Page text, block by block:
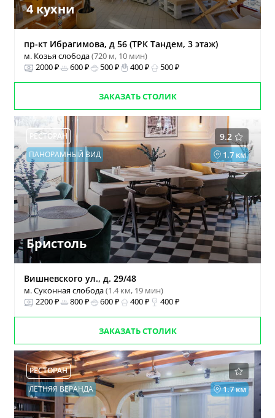
4 кухни
пр-кт Ибрагимова, д 56 (ТРК Тандем, 3 этаж)
м. Козья слобода(720 м, 10 мин)
2000 ₽
600 ₽ 500 ₽ 400 ₽ 500 ₽
ЗАКАЗАТЬ СТОЛИК
9.2
РЕСТОРАН
1.7 км
ПАНОРАМНЫЙ ВИД
Бристоль
Вишневского ул., д. 29/48
м. Суконная слобода(1.4 км, 19 мин)
2200 ₽
800 ₽ 600 ₽ 400 ₽ 400 ₽
ЗАКАЗАТЬ СТОЛИК
РЕСТОРАН
1.7 км
ЛЕТНЯЯ ВЕРАНДА